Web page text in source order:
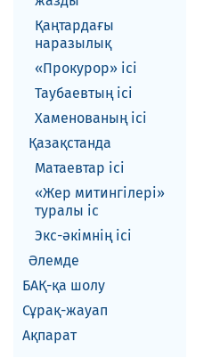
Қаңтардағы
наразылық
«Прокурор» ісі
Таубаевтың ісі
Хаменованың ісі
Қазақстанда
Матаевтар ici
«Жер митингілері»
туралы іс
Экс-әкiмнiң iсi
Әлемде
БАҚ-қа шолу
Сұрақ-жауап
Ақпарат